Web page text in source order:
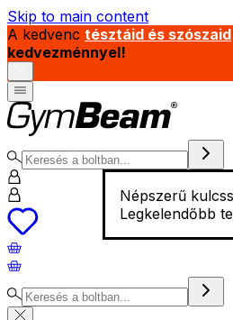
Skip to main content
A kedvenc tésztáid és szószaid
kedvezménnyel!
Népszerű
Legkelendőbb